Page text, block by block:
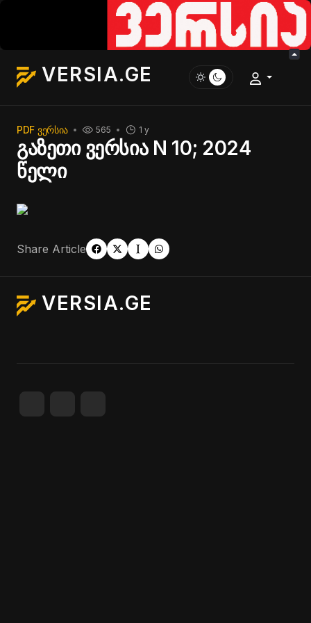
VERSIA.GE
PDF ᲕᲔᲠᲡᲘᲐ 1 y
565
გაზეთი ვერსია N 10; 2024
წელი
Share Article
VERSIA.GE